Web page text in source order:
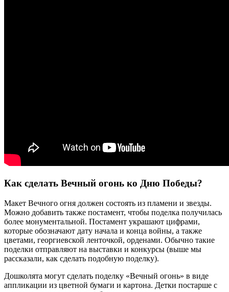
Как сделать Вечный огонь ко Дню Победы?
Макет Вечного огня должен состоять из пламени и звезды.
Можно добавить также постамент, чтобы поделка получилась
более монументальной. Постамент украшают цифрами,
которые обозначают дату начала и конца войны, а также
цветами, георгиевской ленточкой, орденами. Обычно такие
поделки отправляют на выставки и конкурсы (выше мы
рассказали, как сделать подобную поделку).
Дошколята могут сделать поделку «Вечный огонь» в виде
аппликации из цветной бумаги и картона. Детки постарше с